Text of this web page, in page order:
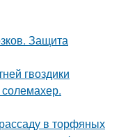
Защита
гвоздики
в торфяных